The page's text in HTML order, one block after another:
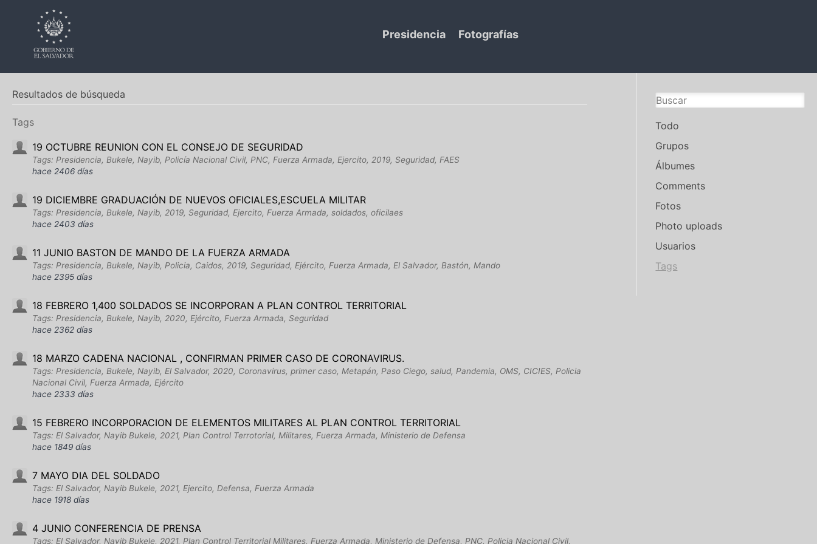
Presidencia Fotografías
Resultados de búsqueda
Tags
19 OCTUBRE REUNION CON EL CONSEJO DE SEGURIDAD
Tags: Presidencia, Bukele, Nayib, Policía Nacional Civil, PNC, Fuerza Armada, Ejercito, 2019, Seguridad, FAES
hace 2406 días
19 DICIEMBRE GRADUACIÓN DE NUEVOS OFICIALES,ESCUELA MILITAR
Tags: Presidencia, Bukele, Nayib, 2019, Seguridad, Ejercito, Fuerza Armada, soldados, oficilaes
hace 2403 días
11 JUNIO BASTON DE MANDO DE LA FUERZA ARMADA
Tags: Presidencia, Bukele, Nayib, Policia, Caidos, 2019, Seguridad, Ejército, Fuerza Armada, El Salvador, Bastón, Mando
hace 2395 días
18 FEBRERO 1,400 SOLDADOS SE INCORPORAN A PLAN CONTROL TERRITORIAL
Tags: Presidencia, Bukele, Nayib, 2020, Ejército, Fuerza Armada, Seguridad
hace 2362 días
18 MARZO CADENA NACIONAL , CONFIRMAN PRIMER CASO DE CORONAVIRUS.
Tags: Presidencia, Bukele, Nayib, El Salvador, 2020, Coronavirus, primer caso, Metapán, Paso Ciego, salud, Pandemia, OMS, CICIES, Policia
Nacional Civil, Fuerza Armada, Ejército
hace 2333 días
15 FEBRERO INCORPORACION DE ELEMENTOS MILITARES AL PLAN CONTROL TERRITORIAL
Tags: El Salvador, Nayib Bukele, 2021, Plan Control Terrotorial, Militares, Fuerza Armada, Ministerio de Defensa
hace 1849 días
7 MAYO DIA DEL SOLDADO
Tags: El Salvador, Nayib Bukele, 2021, Ejercito, Defensa, Fuerza Armada
hace 1918 días
4 JUNIO CONFERENCIA DE PRENSA
Tags: El Salvador, Nayib Bukele, 2021, Plan Control Territorial Militares, Fuerza Armada, Ministerio de Defensa, PNC, Policia Nacional Civil,
Todo
Grupos
Álbumes
Comments
Fotos
Photo uploads
Usuarios
Tags